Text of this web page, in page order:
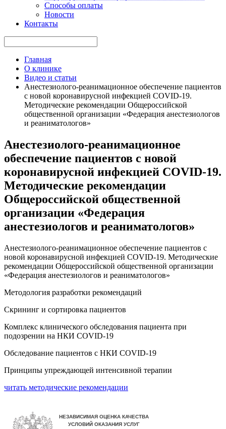
Способы оплаты
Новости
Контакты
Главная
О клинике
Видео и статьи
Анестезиолого-реанимационное обеспечение пациентов
с новой коронавирусной инфекцией COVID-19.
Методические рекомендации Общероссийской
общественной организации «Федерация анестезиологов
и реаниматологов»
Анестезиолого-реанимационное
обеспечение пациентов с новой
коронавирусной инфекцией COVID-19.
Методические рекомендации
Общероссийской общественной
организации «Федерация
анестезиологов и реаниматологов»
Анестезиолого-реанимационное обеспечение пациентов с
новой коронавирусной инфекцией COVID-19. Методические
рекомендации Общероссийской общественной организации
«Федерация анестезиологов и реаниматологов»
Методология разработки рекомендаций
Скрининг и сортировка пациентов
Комплекс клинического обследования пациента при
подозрении на НКИ COVID-19
Обследование пациентов с НКИ COVID-19
Принципы упреждающей интенсивной терапии
читать методические рекомендации